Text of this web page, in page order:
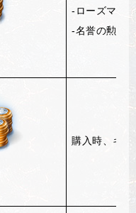
-ローズマリ
-名誉の勲章
購入時 、キ